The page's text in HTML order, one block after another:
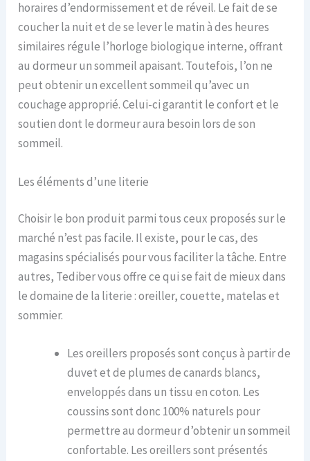
horaires d’endormissement et de réveil. Le fait de se
coucher la nuit et de se lever le matin à des heures
similaires régule l’horloge biologique interne, offrant
au dormeur un sommeil apaisant. Toutefois, l’on ne
peut obtenir un excellent sommeil qu’avec un
couchage approprié. Celui-ci garantit le confort et le
soutien dont le dormeur aura besoin lors de son
sommeil.
Les éléments d’une literie
Choisir le bon produit parmi tous ceux proposés sur le
marché n’est pas facile. Il existe, pour le cas, des
magasins spécialisés pour vous faciliter la tâche. Entre
autres, Tediber vous offre ce qui se fait de mieux dans
le domaine de la literie : oreiller, couette, matelas et
sommier.
Les oreillers proposés sont conçus à partir de
duvet et de plumes de canards blancs,
enveloppés dans un tissu en coton. Les
coussins sont donc 100% naturels pour
permettre au dormeur d’obtenir un sommeil
confortable. Les oreillers sont présentés